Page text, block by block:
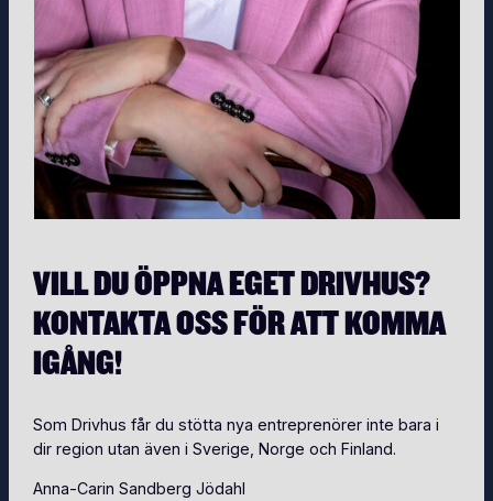
VILL DU ÖPPNA EGET DRIVHUS?
KONTAKTA OSS FÖR ATT KOMMA
IGÅNG!
Som Drivhus får du stötta nya entreprenörer inte bara i
dir region utan även i Sverige, Norge och Finland.
Anna-Carin Sandberg Jödahl